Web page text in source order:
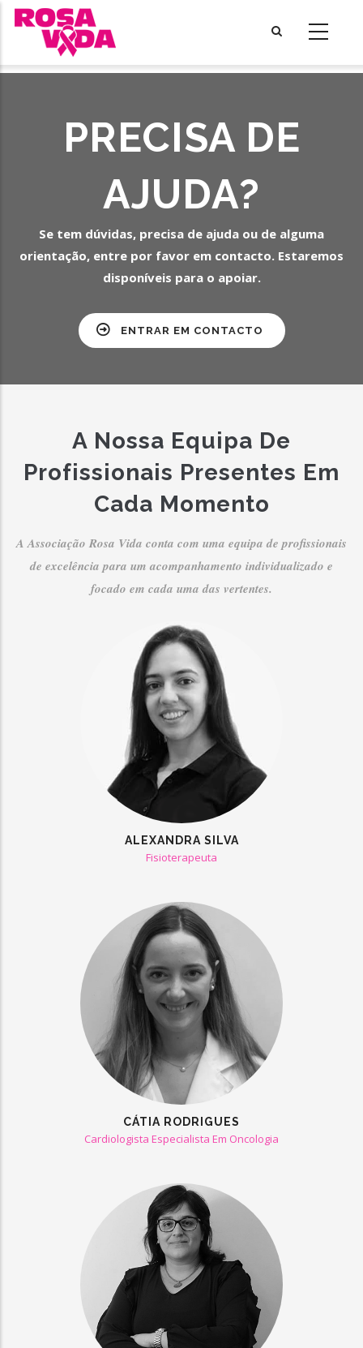
Skip
content
PRECISA DE
AJUDA?
Se tem dúvidas, precisa de ajuda ou de alguma
orientação, entre por favor em contacto. Estaremos
disponíveis para o apoiar.
ENTRAR EM CONTACTO
A Nossa Equipa De
Profissionais Presentes Em
Cada Momento
A Associação Rosa Vida conta com uma equipa de profissionais
de excelência para um acompanhamento individualizado e
focado em cada uma das vertentes.
ALEXANDRA SILVA
Fisioterapeuta
CÁTIA RODRIGUES
Cardiologista Especialista Em Oncologia